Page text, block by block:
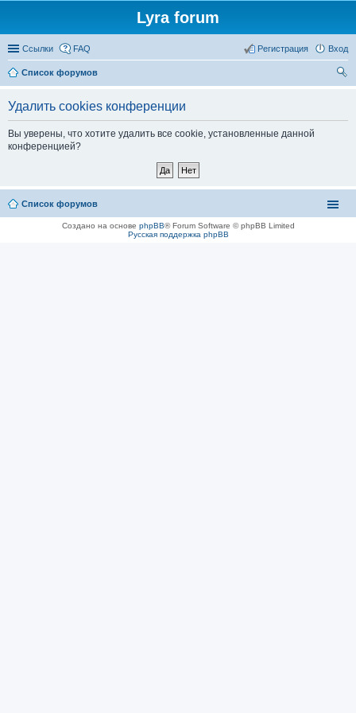
Lyra forum
Ссылки FAQ Вход
Регистрация
Список форумов
Удалить cookies конференции
Вы уверены, что хотите удалить все cookie, установленные данной
конференцией?
Список форумов
Создано на основе phpBB® Forum Software © phpBB Limited
Русская поддержка phpBB